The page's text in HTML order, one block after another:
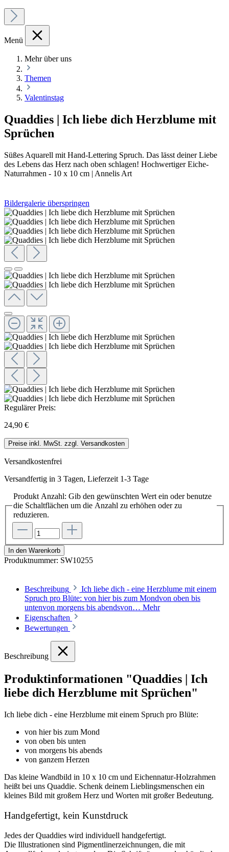
Menü
Mehr über uns
Themen
Valentinstag
Quaddies | Ich liebe dich Herzblume mit
Sprüchen
Süßes Aquarell mit Hand-Lettering Spruch. Das lässt deiner Liebe
des Lebens das Herz nach oben schlagen! Hochwertiger Eiche-
Naturrahmen - 10 x 10 cm | Annelis Art
Bildergalerie überspringen
Regulärer Preis:
24,90 €
Preise inkl. MwSt. zzgl. Versandkosten
Versandkostenfrei
Versandfertig in 3 Tagen, Lieferzeit 1-3 Tage
Produkt Anzahl: Gib den gewünschten Wert ein oder benutze
die Schaltflächen um die Anzahl zu erhöhen oder zu
reduzieren.
In den Warenkorb
Produktnummer: SW10255
Beschreibung
Ich liebe dich - eine Herzblume mit einem
Spruch pro Blüte: von hier bis zum Mondvon oben bis
untenvon morgens bis abendsvon… Mehr
Eigenschaften
Bewertungen
Beschreibung
Produktinformationen "Quaddies | Ich
liebe dich Herzblume mit Sprüchen"
Ich liebe dich - eine Herzblume mit einem Spruch pro Blüte:
von hier bis zum Mond
von oben bis unten
von morgens bis abends
von ganzem Herzen
Das kleine Wandbild in 10 x 10 cm und Eichennatur-Holzrahmen
heißt bei uns Quaddie. Schenk deinem Lieblingsmenschen ein
kleines Bild mit großem Herz und Worten mit großer Bedeutung.
Handgefertigt, kein Kunstdruck
Jedes der Quaddies wird individuell handgefertigt.
Die Illustrationen sind Pigmentlinerzeichnungen, die mit